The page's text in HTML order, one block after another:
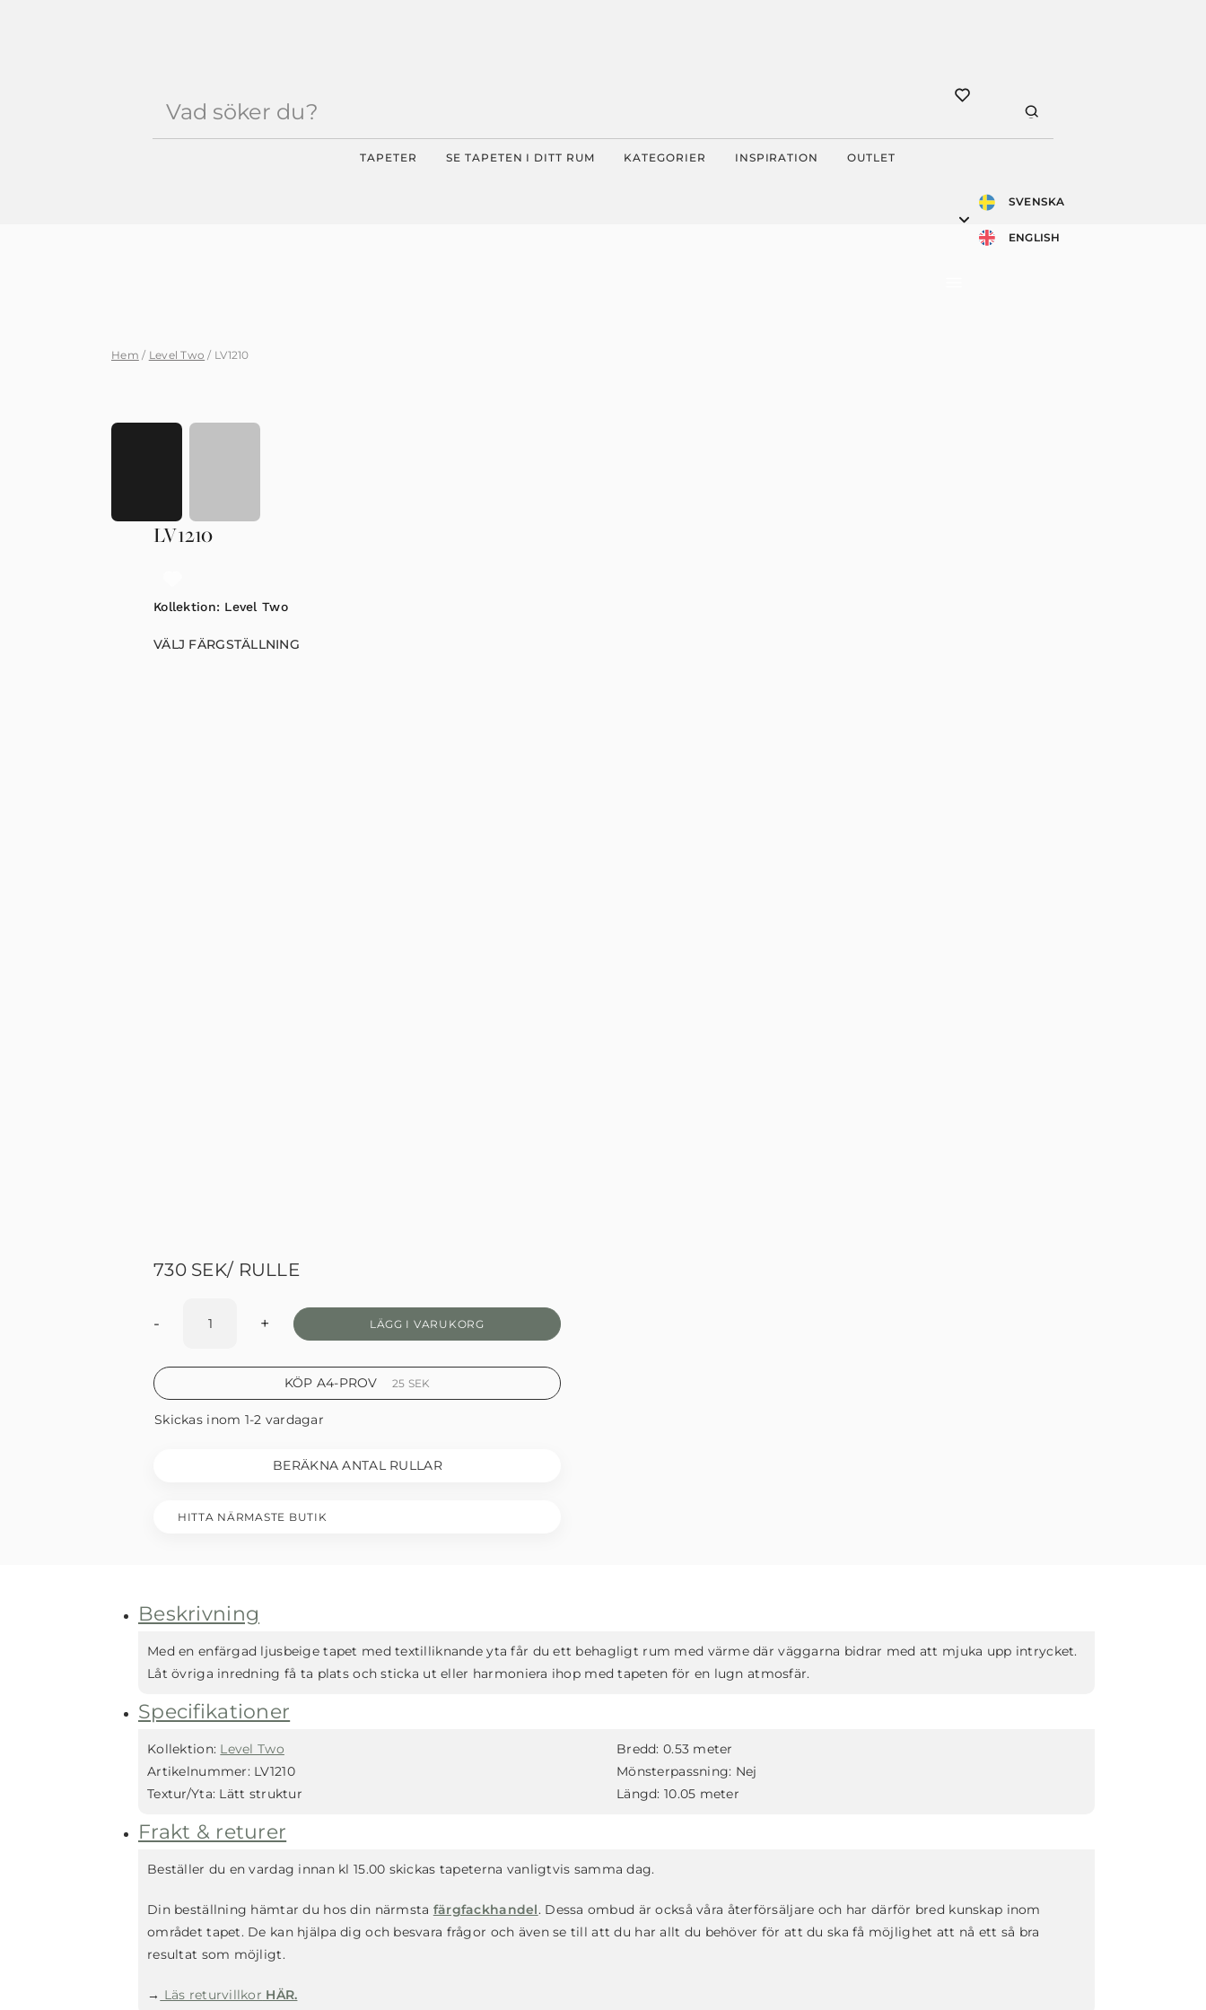
TAPETER SE TAPETEN I DITT RUM KATEGORIER INSPIRATION OUTLET
SVENSKA
ENGLISH
Hem / Level Two / LV1210
LV1210
Kollektion: Level Two
VÄLJ FÄRGSTÄLLNING
730 SEK/ RULLE
- + LÄGG I VARUKORG
Skickas inom 1-2 vardagar
BERÄKNA ANTAL RULLAR
KÖP A4-PROV 25 SEK
HITTA NÄRMASTE BUTIK
Beskrivning
Med en enfärgad ljusbeige tapet med textilliknande yta får du ett behagligt rum med värme där väggarna bidrar med att mjuka upp intrycket.
Låt övriga inredning få ta plats och sticka ut eller harmoniera ihop med tapeten för en lugn atmosfär.
Specifikationer
Kollektion: Level Two Bredd: 0.53 meter
Artikelnummer: LV1210 Mönsterpassning: Nej
Textur/Yta: Lätt struktur Längd: 10.05 meter
Frakt & returer
Beställer du en vardag innan kl 15.00 skickas tapeterna vanligtvis samma dag.
Din beställning hämtar du hos din närmsta färgfackhandel. Dessa ombud är också våra återförsäljare och har därför bred kunskap inom
området tapet. De kan hjälpa dig och besvara frågor och även se till att du har allt du behöver för att du ska få möjlighet att nå ett så bra
resultat som möjligt.
→ Läs returvillkor HÄR.